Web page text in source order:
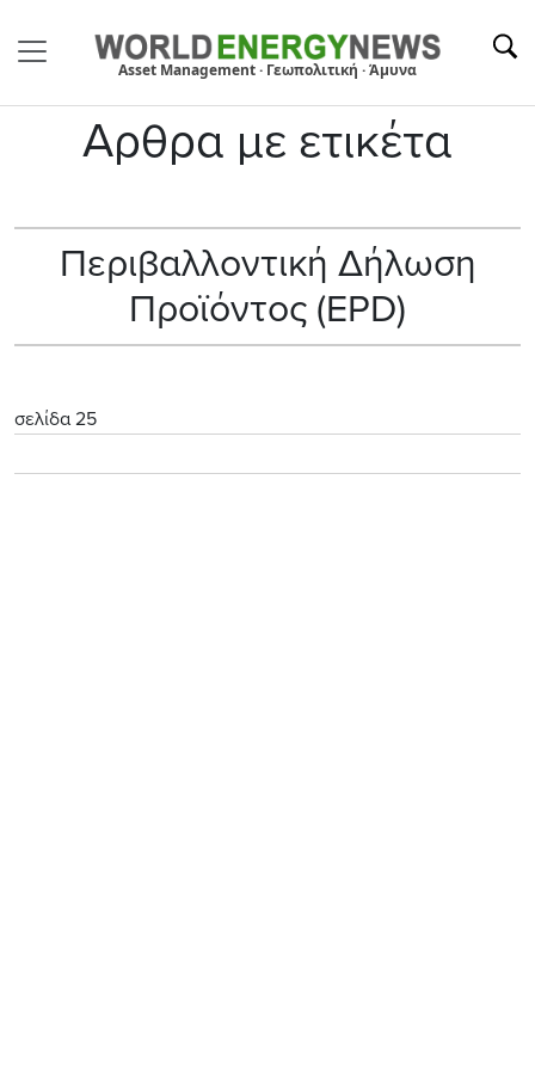
Asset Management · Γεωπολιτική · Άμυνα
Αρθρα με ετικέτα
Περιβαλλοντική Δήλωση
Προϊόντος (EPD)
σελίδα 25